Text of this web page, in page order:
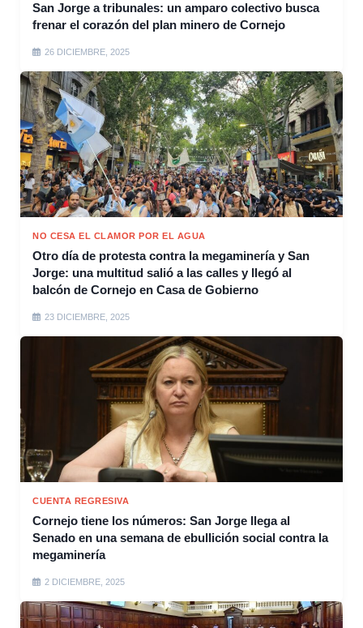
San Jorge a tribunales: un amparo colectivo busca
frenar el corazón del plan minero de Cornejo
26 DICIEMBRE, 2025
NO CESA EL CLAMOR POR EL AGUA
Otro día de protesta contra la megaminería y San
Jorge: una multitud salió a las calles y llegó al
balcón de Cornejo en Casa de Gobierno
23 DICIEMBRE, 2025
CUENTA REGRESIVA
Cornejo tiene los números: San Jorge llega al
Senado en una semana de ebullición social contra la
megaminería
2 DICIEMBRE, 2025